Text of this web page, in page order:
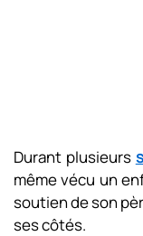
Durant plusieurs
même vécu un
soutien de son
ses côtés.